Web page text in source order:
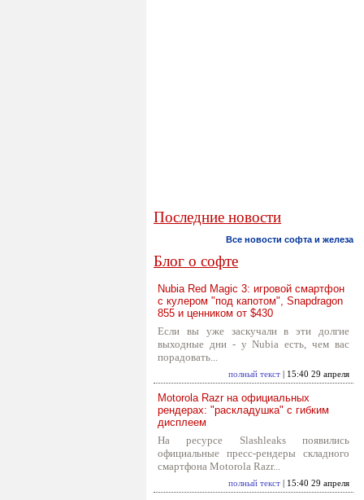
Последние новости
Все новости софта и железа
Блог о софте
Nubia Red Magic 3: игровой смартфон
с кулером "под капотом", Snapdragon
855 и ценником от $430
Если вы уже заскучали в эти долгие
выходные дни - у Nubia есть, чем вас
порадовать...
полный текст | 15:40 29 апреля
Motorola Razr на официальных
рендерах: "раскладушка" с гибким
дисплеем
На ресурсе Slashleaks появились
официальные пресс-рендеры складного
смартфона Motorola Razr...
полный текст | 15:40 29 апреля